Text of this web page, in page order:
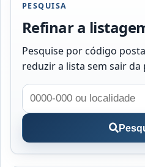
PESQUISA
Refinar a
Pesquise por código
reduzir a lista sem sair da